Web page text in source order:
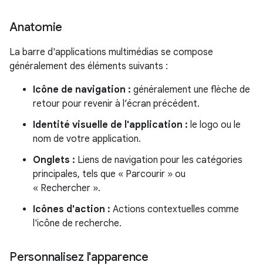
Anatomie
La barre d'applications multimédias se compose
généralement des éléments suivants :
Icône de navigation : généralement une flèche de
retour pour revenir à l’écran précédent.
Identité visuelle de l'application : le logo ou le
nom de votre application.
Onglets : Liens de navigation pour les catégories
principales, tels que « Parcourir » ou
« Rechercher ».
Icônes d'action : Actions contextuelles comme
l'icône de recherche.
Personnalisez l'apparence